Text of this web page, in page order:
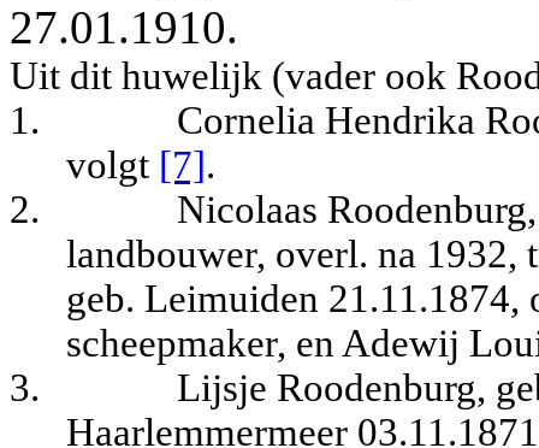
27.01.1910.
Uit dit huwelijk (vader ook
1.
Cornelia Hendrika
volgt [7].
2.
Nicolaas
landbouwer, overl. na 1932,
geb. Leimuiden 21.11.1874,
scheepmaker, en Adewij
3.
Lijsje Roodenburg,
Haarlemmermeer